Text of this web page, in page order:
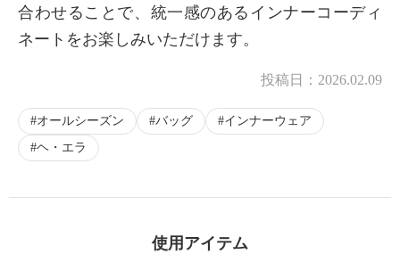
× 商品紹介
合わせることで、統一感のあるインナーコーディ
ネートをお楽しみいただけます。
投稿日： 2026.02.09
オールシーズン バッグ
インナーウェア
ヘ・エラ
使用アイテム